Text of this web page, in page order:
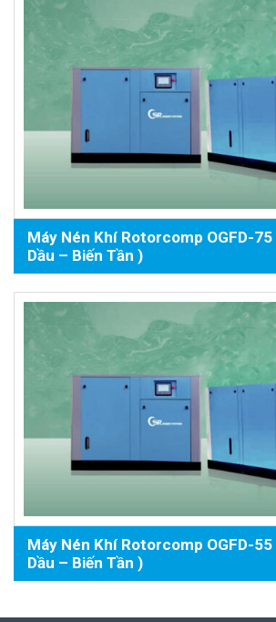
Máy Nén Khí Rotorcomp OGFD-75
Dầu – Biến Tần )
Máy Nén Khí Rotorcomp OGFD-55
Dầu – Biến Tần )